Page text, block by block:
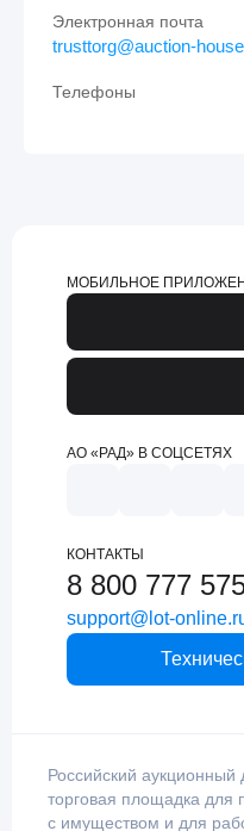
Электронная почта
trusttorg@auction-
Телефоны
МОБИЛЬНОЕ
АО «РАД» В СОЦСЕТЯХ
КОНТАКТЫ
8 800 777
support@lot-
Российский
торговая площадка для
с имуществом и для